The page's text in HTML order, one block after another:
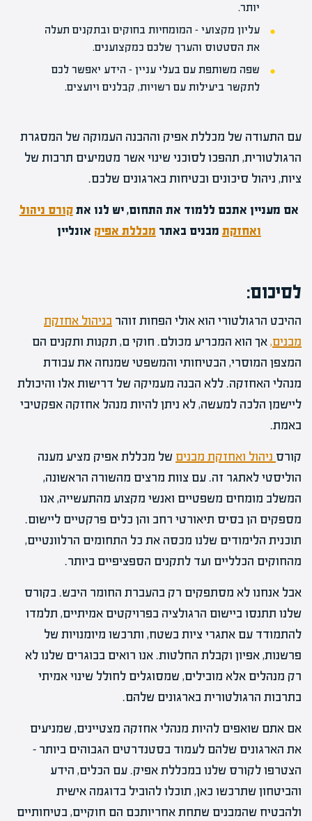
יותר.
עליון מקצועי – המומחיות בחוקים ובתקנים תעלה
את הסטטוס והערך שלכם כמקצוענים.
שפה משותפת עם בעלי עניין – הידע יאפשר לכם
לתקשר ביעילות עם רשויות, קבלנים ויועצים.
עם התעודה של מכללת אפיק וההבנה העמוקה של המסגרת
הרגולטורית, תהפכו לסוכני שינוי אשר מטמיעים תרבות של
ציות, ניהול סיכונים ובטיחות בארגונים שלכם.
אם מעניין אתכם ללמוד את התחום, יש לנו אתקורס ניהול
ואחזקת מבנים באתר מכללת אפיק אונליין
לסיכום:
ההיבט הרגולטורי הוא אולי הפחות זוהר בניהול אחזקת
מבנים,אך הוא המכריע מכולם. חוקי ם, תקנות ותקנים הם
המצפן המוסרי, הבטיחותי והמשפטי שמנחה את עבודת
מנהלי האחזקה. ללא הבנה מעמיקה של דרישות אלו והיכולת
ליישמן הלכה למעשה, לא ניתן להיות מנהל אחזקה אפקטיבי
באמת.
קורס ניהול ואחזקת מבנים של מכללת אפיק מציע מענה
הוליסטי לאתגר זה. עם צוות מרצים מהשורה הראשונה,
המשלב מומחים משפטיים ואנשי מקצוע מהתעשייה, אנו
מספקים הן בסיס תיאורטי רחב והן כלים פרקטיים ליישום.
תוכנית הלימודים שלנו מכסה את כל התחומים הרלוונטיים,
מהחוקים הכלליים ועד לתקנים הספציפיים ביותר.
אבל אנחנו לא מסתפקים רק בהעברת החומר היבש. בקורס
שלנו תתנסו ביישום הרגולציה בפרויקטים אמיתיים, תלמדו
להתמודד עם אתגרי ציות בשטח, ותרכשו מיומנויות של
פרשנות, אפיון וקבלת החלטות. אנו רואים בבוגרים שלנו לא
רק מנהלים אלא מובילים, שמסוגלים לחולל שינוי אמיתי
בתרבות הרגולטורית בארגונים שלהם.
אם אתם שואפים להיות מנהלי אחזקה מצטיינים, שמניעים
את הארגונים שלהם לעמוד בסטנדרטים הגבוהים ביותר –
הצטרפו לקורס שלנו במכללת אפיק. עם הכלים, הידע
והביטחון שתרכשו כאן, תוכלו להוביל בדוגמה אישית
ולהבטיח שהמבנים שתחת אחריותכם הם חוקיים, בטיחותיים